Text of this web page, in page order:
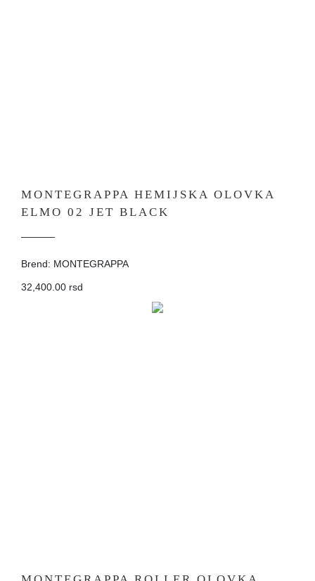
MONTEGRAPPA HEMIJSKA OLOVKA
ELMO 02 JET BLACK
Brend: MONTEGRAPPA
32,400.00 rsd